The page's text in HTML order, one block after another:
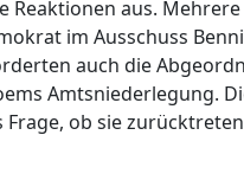
aus.
im Ausschuss
auch die
Amtsniederlegung.
ob sie